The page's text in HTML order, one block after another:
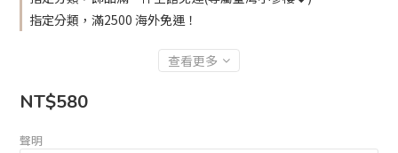
指定分類，滿2500 海外免運！
查看更多
NT$580
聲明